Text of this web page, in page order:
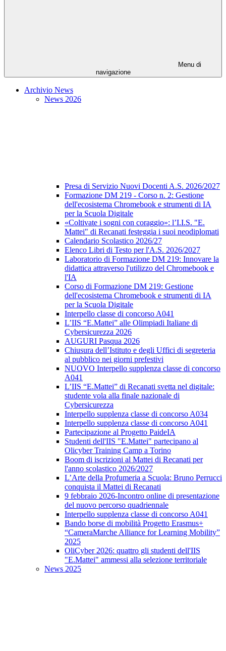
Menu di
navigazione
Archivio News
News 2026
Presa di Servizio Nuovi Docenti A.S. 2026/2027
Formazione DM 219 - Corso n. 2: Gestione
dell'ecosistema Chromebook e strumenti di IA
per la Scuola Digitale
«Coltivate i sogni con coraggio»: l’I.I.S. "E.
Mattei" di Recanati festeggia i suoi neodiplomati
Calendario Scolastico 2026/27
Elenco Libri di Testo per l'A.S. 2026/2027
Laboratorio di Formazione DM 219: Innovare la
didattica attraverso l'utilizzo del Chromebook e
l'IA
Corso di Formazione DM 219: Gestione
dell'ecosistema Chromebook e strumenti di IA
per la Scuola Digitale
Interpello classe di concorso A041
L’IIS “E.Mattei” alle Olimpiadi Italiane di
Cybersicurezza 2026
AUGURI Pasqua 2026
Chiusura dell’Istituto e degli Uffici di segreteria
al pubblico nei giorni prefestivi
NUOVO Interpello supplenza classe di concorso
A041
L’IIS “E.Mattei” di Recanati svetta nel digitale:
studente vola alla finale nazionale di
Cybersicurezza
Interpello supplenza classe di concorso A034
Interpello supplenza classe di concorso A041
Partecipazione al Progetto PaideIA
Studenti dell'IIS "E.Mattei" partecipano al
Olicyber Training Camp a Torino
Boom di iscrizioni al Mattei di Recanati per
l'anno scolastico 2026/2027
L’Arte della Profumeria a Scuola: Bruno Perrucci
conquista il Mattei di Recanati
9 febbraio 2026-Incontro online di presentazione
del nuovo percorso quadriennale
Interpello supplenza classe di concorso A041
Bando borse di mobilità Progetto Erasmus+
“CameraMarche Alliance for Learning Mobility”
2025
OliCyber 2026: quattro gli studenti dell'IIS
"E.Mattei" ammessi alla selezione territoriale
News 2025